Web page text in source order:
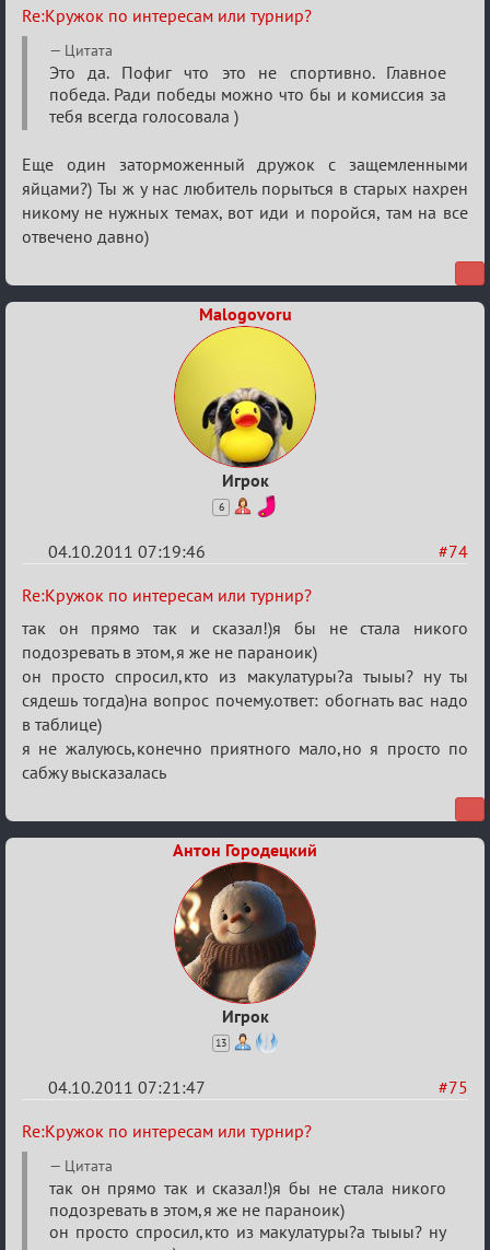
Re:
Кружок
интересам
или
турнир?
Re:Кружок по интересам или турнир?
Цитата
Это да. Пофиг что это не спортивно. Главное
победа. Ради победы можно что бы и комиссия за
тебя всегда голосовала )
Еще один заторможенный дружок с защемленными
яйцами?) Ты ж у нас любитель порыться в старых нахрен
никому не нужных темах, вот иди и поройся, там на все
отвечено давно)
Malogovoru
Игрок
6
#74
04.10.2011 07:19:46
Re:
Кружок
по
интересам
или
турнир?
Re:Кружок по интересам или турнир?
так он прямо так и сказал!)я бы не стала никого
подозревать в этом,я же не параноик)
он просто спросил,кто из макулатуры?а тыыы? ну ты
сядешь тогда)на вопрос почему.ответ: обогнать вас надо
в таблице)
я не жалуюсь,конечно приятного мало,но я просто по
сабжу высказалась
Антон Городецкий
Игрок
13
#75
04.10.2011 07:21:47
Re:
Кружок
интересам
Re:Кружок по интересам или турнир?
Цитата
так он прямо так и сказал!)я бы не стала никого
подозревать в этом,я же не параноик)
он просто спросил,кто из макулатуры?а тыыы? ну